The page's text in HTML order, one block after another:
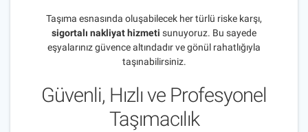
Taşıma esnasında oluşabilecek her türlü riske karşı,
sigortalı nakliyat hizmeti sunuyoruz. Bu sayede
eşyalarınız güvence altındadır ve gönül rahatlığıyla
taşınabilirsiniz.
Güvenli, Hızlı ve Profesyonel
Taşımacılık